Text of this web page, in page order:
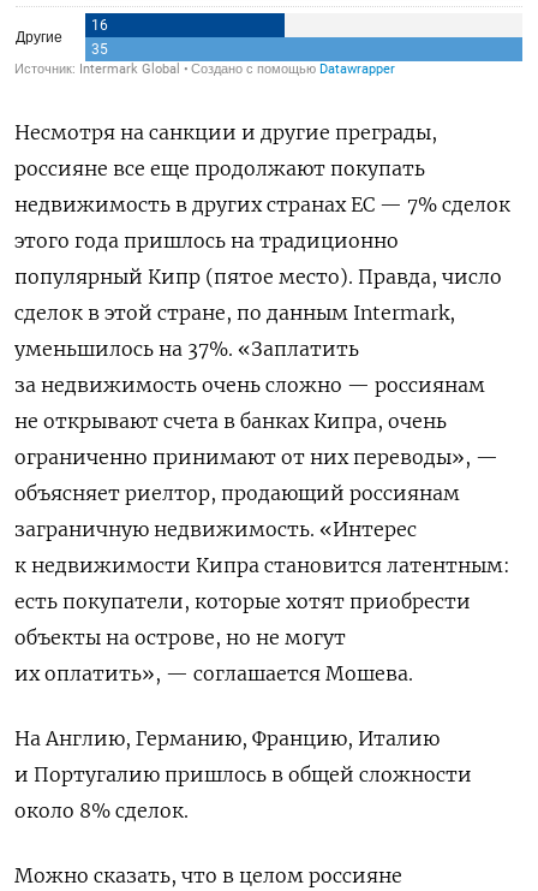
Несмотря на санкции и другие преграды,
россияне все еще продолжают покупать
недвижимость в других странах ЕС — 7% сделок
этого года пришлось на традиционно
популярный Кипр (пятое место). Правда, число
сделок в этой стране, по данным Intermark,
уменьшилось на 37%. «Заплатить
за недвижимость очень сложно — россиянам
не открывают счета в банках Кипра, очень
ограниченно принимают от них переводы», —
объясняет риелтор, продающий россиянам
заграничную недвижимость. «Интерес
к недвижимости Кипра становится латентным:
есть покупатели, которые хотят приобрести
объекты на острове, но не могут
их оплатить», — соглашается Мошева.
На Англию, Германию, Францию, Италию
и Португалию пришлось в общей сложности
около 8% сделок.
Можно сказать, что в целом россияне